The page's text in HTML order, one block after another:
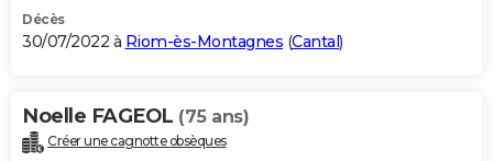
Décès
30/07/2022 à Riom-ès-Montagnes (Cantal)
Noelle FAGEOL (75 ans)
Créer une cagnotte obsèques